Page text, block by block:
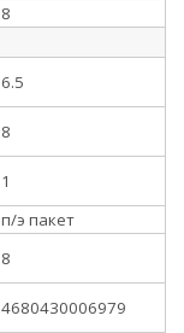
8
6.5
8
1
п/э пакет
8
4680430006979